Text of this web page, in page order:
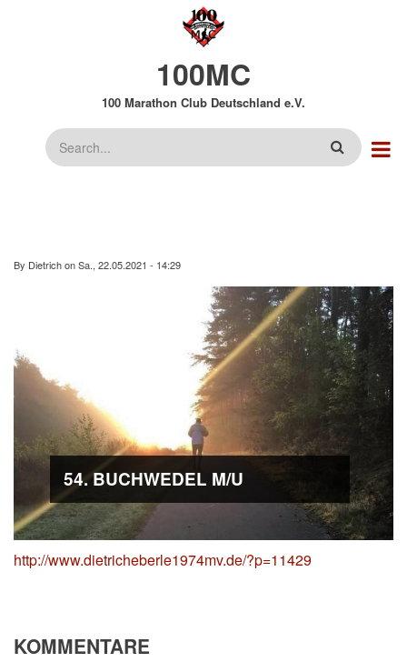
100MC
100 Marathon Club Deutschland e.V.
Suche
By DietrichonSa., 22.05.2021 - 14:29
54. BUCHWEDEL M/U
http://www.dietricheberle1974mv.de/?p=11429
KOMMENTARE